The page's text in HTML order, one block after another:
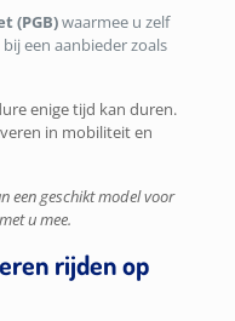
(PGB)waarmee u zelf
een aanbieder zoals
enige tijd kan duren.
in mobiliteit en
een geschikt model voor
u mee.
rijden op